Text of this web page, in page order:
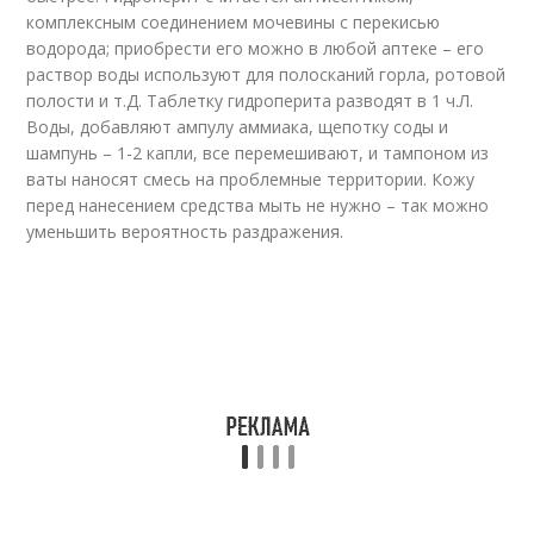
комплексным соединением мочевины с перекисью
водорода; приобрести его можно в любой аптеке – его
раствор воды используют для полосканий горла, ротовой
полости и т.Д. Таблетку гидроперита разводят в 1 ч.Л.
Воды, добавляют ампулу аммиака, щепотку соды и
шампунь – 1-2 капли, все перемешивают, и тампоном из
ваты наносят смесь на проблемные территории. Кожу
перед нанесением средства мыть не нужно – так можно
уменьшить вероятность раздражения.